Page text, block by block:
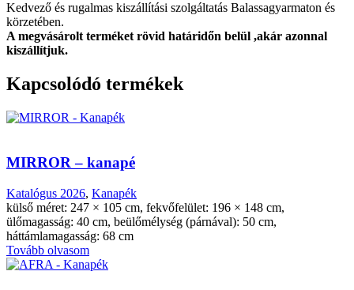
Kedvező és rugalmas kiszállítási szolgáltatás Balassagyarmaton és
körzetében.
A megvásárolt terméket rövid határidőn belül ,akár azonnal
kiszállítjuk.
Kapcsolódó termékek
MIRROR – kanapé
Katalógus 2026, Kanapék
külső méret: 247 × 105 cm, fekvőfelület: 196 × 148 cm,
ülőmagasság: 40 cm, beülőmélység (párnával): 50 cm,
háttámlamagasság: 68 cm
Tovább olvasom